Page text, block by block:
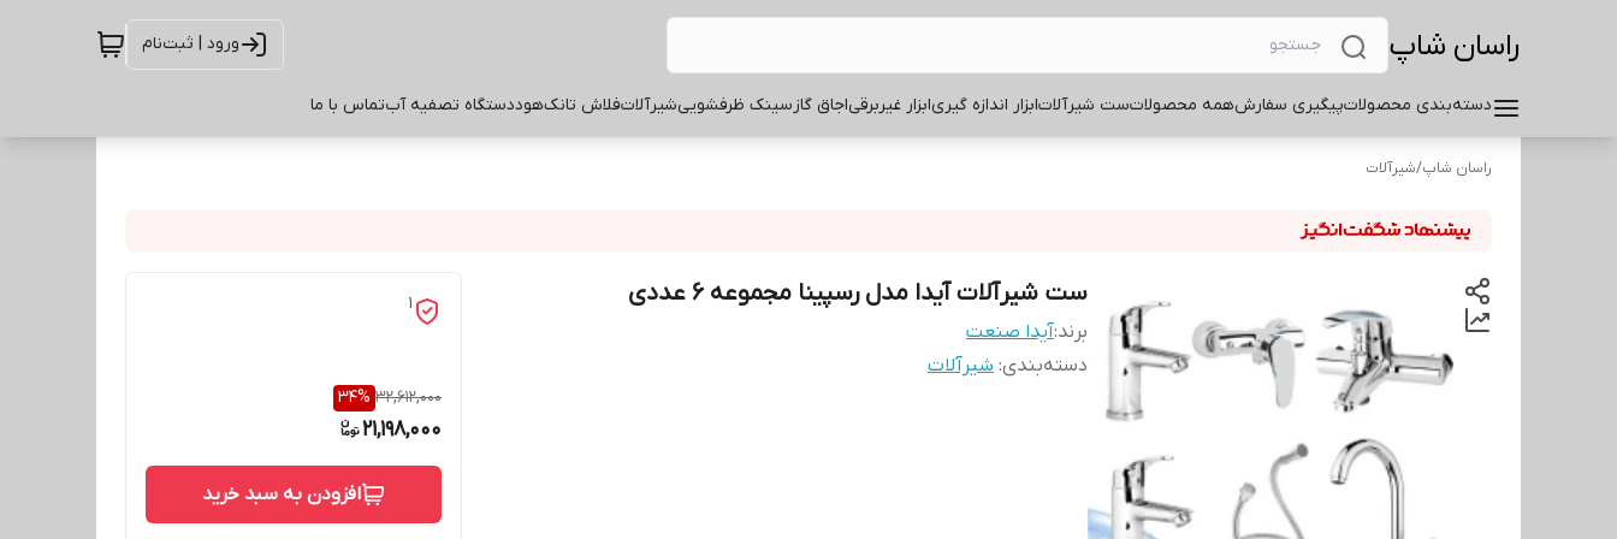
راسان شاپ ورود | ثبت‌نام
دسته‌بندی محصولاتپیگیری سفارشهمه محصولاتست شیرآلاتابزار اندازه گیریابزار غیربرقیاجاق گازسینک ظرفشوییشیرآلاتفلاش تانکهوددستگاه تصفیه آبتماس با ما
راسان شاپ/شیرآلات
ست شیرآلات آیدا مدل رسپینا مجموعه 6 عددی
برند:آیدا صنعت
دسته‌بندی: شیرآلات
1
32,612,000
34%
21,198,000
افزودن به سبد خرید